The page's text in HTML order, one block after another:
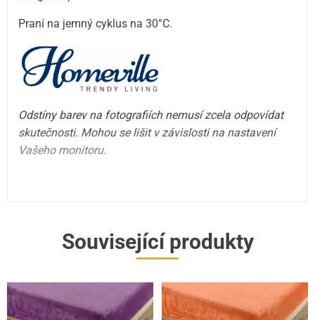
Praní na jemný cyklus na 30°C.
Odstíny barev na fotografiích nemusí zcela odpovídat
skutečnosti. Mohou se lišit v závislosti na nastavení
Vašeho monitoru.
Související produkty